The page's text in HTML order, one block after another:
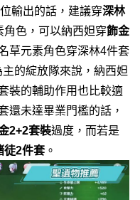
輸出的話，建議穿深林
色，可以納西妲穿飾金
草元素角色穿深林4件套
的綻放隊來說，納西妲
裝的輔助作用也比較適
還未達畢業門檻的話，
2+2套裝過度，而若是
徒2件套。